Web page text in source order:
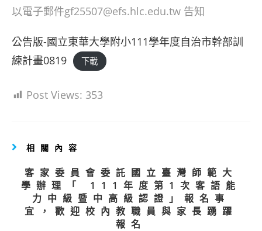
以電子郵件gf25507@efs.hlc.edu.tw 告知
公告版-國立東華大學附小111學年度自治市幹部訓
練計畫0819
下載
Post Views: 353
相關內容
客家委員會委託國立臺灣師範大
學辦理「 111年度第1次客語能
力中級暨中高級認證」報名事
宜，歡迎校內教職員與家長踴躍
報名